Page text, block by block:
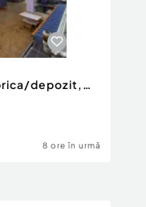
depozit,
8 ore în urmă